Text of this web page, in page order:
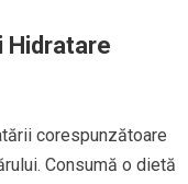
Hidratare
corespunzătoare
Consumă o dietă